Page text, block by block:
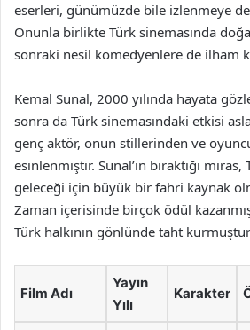
eserleri, günümüzde bile izlenmeye
Onunla birlikte Türk sinemasında
sonraki nesil komedyenlere de ilham
Kemal Sunal, 2000 yılında hayata
sonra da Türk sinemasındaki etkisi
genç aktör, onun stillerinden ve
esinlenmiştir. Sunal’ın bıraktığı miras,
geleceği için büyük bir fahri kaynak
Zaman içerisinde birçok ödül
Türk halkının gönlünde taht
Film Adı
Yayın
Yılı
Karakter